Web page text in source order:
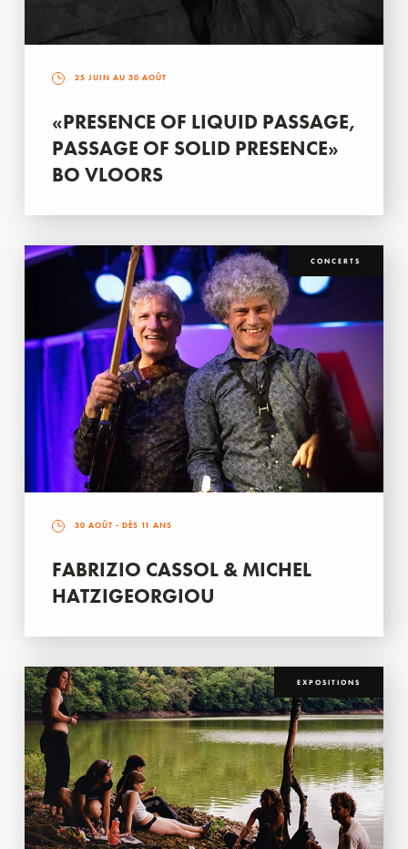
25 JUIN AU 30 AOÛT
«PRESENCE OF LIQUID PASSAGE,
PASSAGE OF SOLID PRESENCE»
BO VLOORS
CONCERTS
30 AOÛT - DÈS 11 ANS
FABRIZIO CASSOL & MICHEL
HATZIGEORGIOU
EXPOSITIONS